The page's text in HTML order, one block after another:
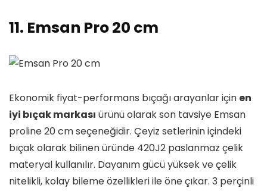
11. Emsan Pro 20 cm
Ekonomik fiyat-performans bıçağı arayanlar için en
iyi bıçak markası ürünü olarak son tavsiye Emsan
proline 20 cm seçeneğidir. Çeyiz setlerinin içindeki
bıçak olarak bilinen üründe 420J2 paslanmaz çelik
materyal kullanılır. Dayanım gücü yüksek ve çelik
nitelikli, kolay bileme özellikleri ile öne çıkar. 3 perçinli